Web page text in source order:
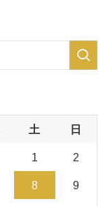
土 日
1 2
8 9